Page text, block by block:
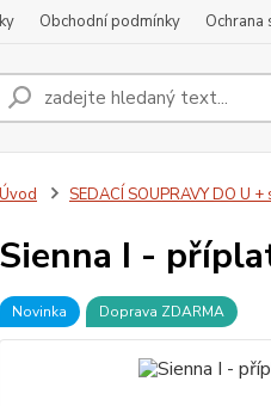
Obchodní podmínky Ochrana
Úvod SEDACÍ SOUPRAVY DO U
Sienna I -
Novinka Doprava ZDARMA